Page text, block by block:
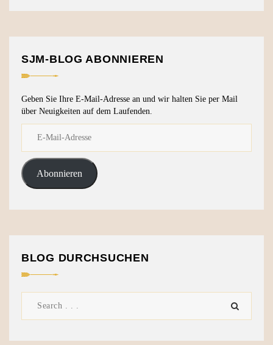
SJM-BLOG ABONNIEREN
Geben Sie Ihre E-Mail-Adresse an und wir halten Sie per Mail
über Neuigkeiten auf dem Laufenden.
Abonnieren
BLOG DURCHSUCHEN